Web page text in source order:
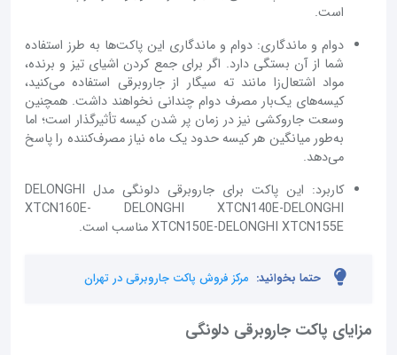
است.
دوام و ماندگاری: دوام و ماندگاری این پاکت‌ها به طرز استفاده
شما از آن بستگی دارد. اگر برای جمع کردن اشیای تیز و برنده،
مواد اشتعال‌زا مانند ته سیگار از جاروبرقی استفاده می‌کنید،
کیسه‌های یک‌بار مصرف دوام چندانی نخواهند داشت. همچنین
وسعت جاروکشی نیز در زمان پر شدن کیسه تأثیرگذار است؛ اما
به‌طور میانگین هر کیسه حدود یک ماه نیاز مصرف‌کننده را پاسخ
می‌دهد.
کاربرد: این پاکت برای جاروبرقی دلونگی مدل DELONGHI
XTCN160E- DELONGHI XTCN140E-DELONGHI
XTCN150E-DELONGHI XTCN155E مناسب است.
حتما بخوانید: مرکز فروش پاکت جاروبرقی در تهران
مزایای پاکت جاروبرقی دلونگی